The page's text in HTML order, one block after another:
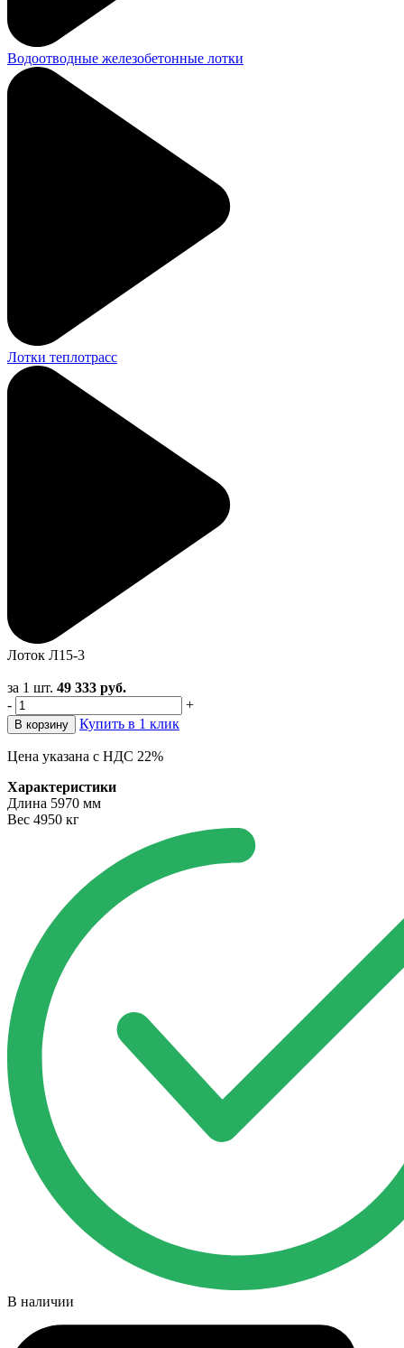
Водоотводные железобетонные лотки
Лотки теплотрасс
Лоток Л15-3
за 1 шт. 49 333 руб.
-
+
В корзину Купить в 1 клик
Цена указана с НДС 22%
Характеристики
Длина 5970 мм
Вес 4950 кг
В наличии